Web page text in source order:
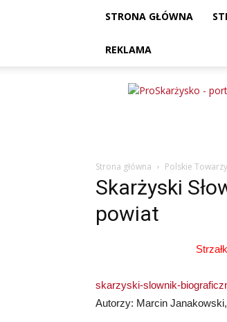
STRONA GŁÓWNA
REKLAMA
ProSkarżysko
Strona główna Polskie
Skarżyski
powiat
skarzyski-slownik-
Autorzy: Marcin